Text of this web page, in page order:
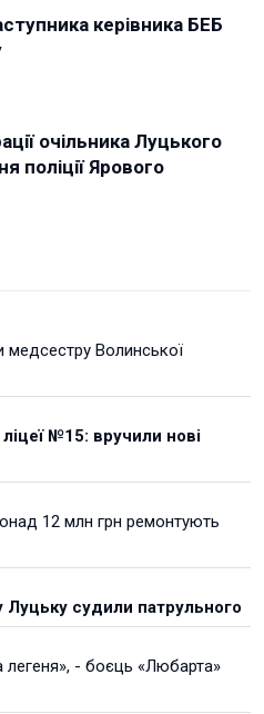
керівника БЕБ
очільника Луцького
поліції Ярового
медсестру Волинської
№15: вручили нові
12 млн грн ремонтують
судили патрульного
- боєць «Любарта»